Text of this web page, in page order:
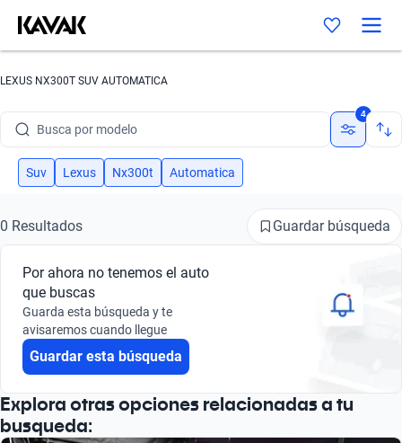
LEXUS NX300T SUV AUTOMATICA
Busca por modelo
Busca por versión
Busca por marca
Busca por modelo
Busca por versión
4
Suv Lexus Nx300t Automatica
0 Resultados Guardar búsqueda
Por ahora no tenemos el auto
que buscas
Guarda esta búsqueda y te
avisaremos cuando llegue
Guardar esta búsqueda
Explora otras opciones relacionadas a tu
busqueda: